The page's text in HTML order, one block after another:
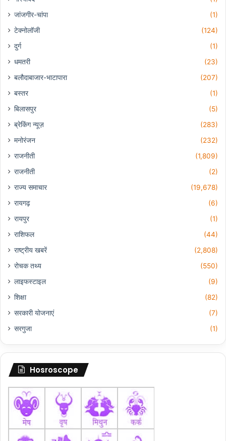
जांजगीर-चांपा
(1)
टेक्नोलॉजी
(124)
दुर्ग
(1)
धमतरी
(23)
बलौदाबाजार-भाटापारा
(207)
बस्तर
(1)
बिलासपुर
(5)
ब्रेकिंग न्यूज़
(283)
मनोरंजन
(232)
राजनीती
(1,809)
राजनीती
(2)
राज्य समाचार
(19,678)
रायगढ़
(6)
रायपुर
(1)
राशिफल
(44)
राष्ट्रीय खबरें
(2,808)
रोचक तथ्य
(550)
लाइफस्टाइल
(9)
शिक्षा
(82)
सरकारी योजनाएं
(7)
सरगुजा
(1)
Hosroscope